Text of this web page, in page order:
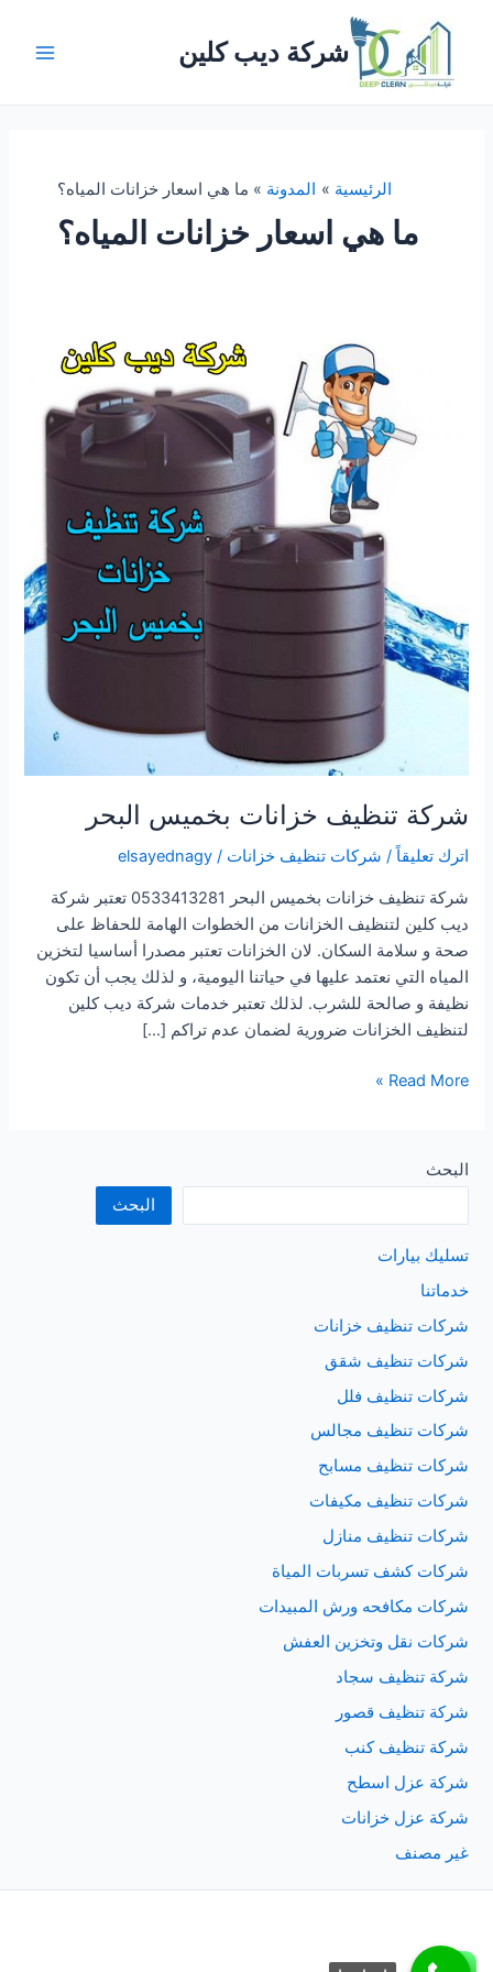
شركة ديب كلين
الرئيسية المدونة ما هي اسعار خزانات المياه؟
ما هي اسعار خزانات المياه؟
شركة تنظيف خزانات بخميس البحر
اترك تعليقاً / شركات تنظيف خزانات /
elsayednagy
شركة تنظيف خزانات بخميس البحر 0533413281 تعتبر شركة
ديب كلين لتنظيف الخزانات من الخطوات الهامة للحفاظ على
صحة و سلامة السكان. لان الخزانات تعتبر مصدرا أساسيا لتخزين
المياه التي نعتمد عليها في حياتنا اليومية، و لذلك يجب أن تكون
نظيفة و صالحة للشرب. لذلك تعتبر خدمات شركة ديب كلين
لتنظيف الخزانات ضرورية لضمان عدم تراكم […]
شركة
بخميس
البحر
Read More »
البحث
البحث
تسليك بيارات
خدماتنا
شركات تنظيف خزانات
شركات تنظيف شقق
شركات تنظيف فلل
شركات تنظيف مجالس
شركات تنظيف مسابح
شركات تنظيف مكيفات
شركات تنظيف منازل
شركات كشف تسربات المياة
شركات مكافحه ورش المبيدات
شركات نقل وتخزين العفش
شركة تنظيف سجاد
شركة تنظيف قصور
شركة تنظيف كنب
شركة عزل اسطح
شركة عزل خزانات
غير مصنف